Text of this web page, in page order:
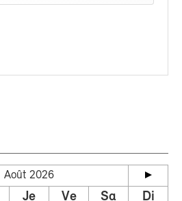
Août 2026
Je Ve Sa Di